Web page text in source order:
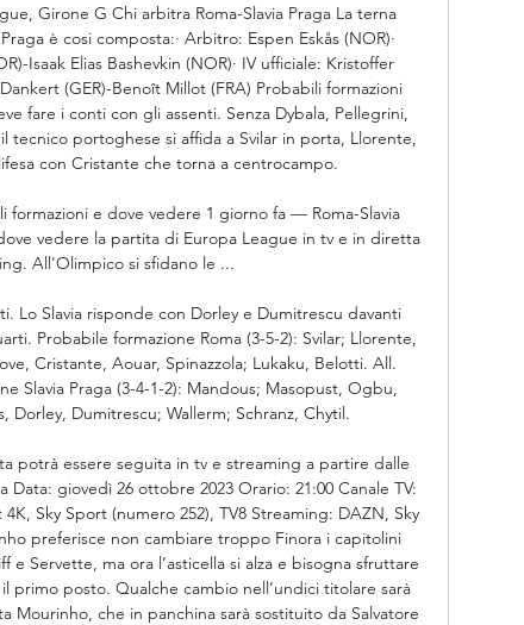
Girone G Chi arbitra Roma-Slavia Praga La terna
è cosi composta:· Arbitro: Espen Eskås (NOR)·
Isaak Elias Bashevkin (NOR)· IV ufficiale: Kristoffer
(GER)-Benoît Millot (FRA) Probabili formazioni
fare i conti con gli assenti. Senza Dybala, Pellegrini,
tecnico portoghese si affida a Svilar in porta, Llorente,
con Cristante che torna a centrocampo.
formazioni e dove vedere 1 giorno fa — Roma-Slavia
vedere la partita di Europa League in tv e in diretta
All'Olimpico si sfidano le ...
Lo Slavia risponde con Dorley e Dumitrescu davanti
Probabile formazione Roma (3-5-2): Svilar; Llorente,
Cristante, Aouar, Spinazzola; Lukaku, Belotti. All.
Slavia Praga (3-4-1-2): Mandous; Masopust, Ogbu,
Dorley, Dumitrescu; Wallerm; Schranz, Chytil.
potrà essere seguita in tv e streaming a partire dalle
Data: giovedì 26 ottobre 2023 Orario: 21:00 Canale TV:
Sky Sport (numero 252), TV8 Streaming: DAZN, Sky
preferisce non cambiare troppo Finora i capitolini
e Servette, ma ora l’asticella si alza e bisogna sfruttare
primo posto. Qualche cambio nell’undici titolare sarà
Mourinho, che in panchina sarà sostituito da Salvatore